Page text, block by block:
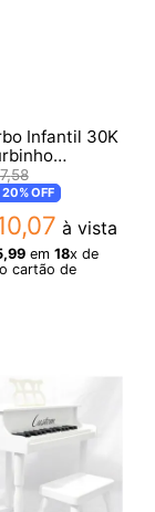
Infantil 30K
,58
20%OFF
,07 à vista
,99em 18x de
cartão de